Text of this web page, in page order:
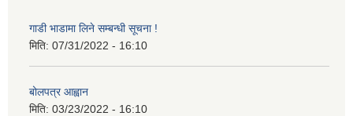
गाडी भाडामा लिने सम्बन्धी सूचना !
मिति: 07/31/2022 - 16:10
बोलपत्र आह्वान
मिति: 03/23/2022 - 16:10